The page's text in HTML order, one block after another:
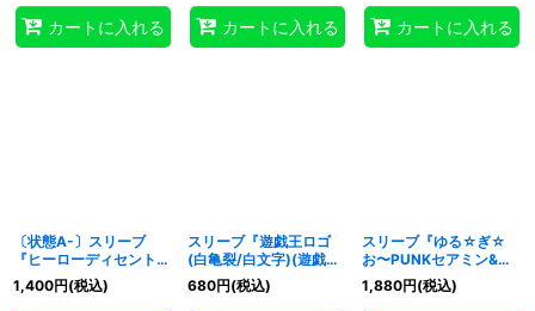
カートに入れる カートに入れる カートに入れる
〔状態A-〕スリーブ
『ヒーローディセント』
10枚入り【-】{-}《スリ
ーブ》
1,400円(税込)
スリーブ『遊戯王ロゴ
(白亀裂/白文字)(遊戯王
の日)』20枚入り【-】
{-}《スリーブ》
680円(税込)
スリーブ『ゆる☆ぎ☆
お〜PUNKセアミン&デ
ィアノート』100枚入り
【-】{-}《スリーブ》
1,880円(税込)